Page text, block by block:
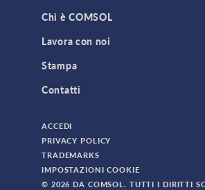
Chi è COMSOL
Lavora con noi
Stampa
Contatti
ACCEDI
PRIVACY POLICY
TRADEMARKS
IMPOSTAZIONI COOKIE
© 2026 DA COMSOL. TUTTI I DIRITTI